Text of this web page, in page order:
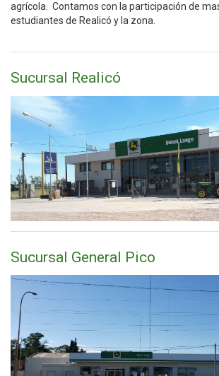
agrícola. Contamos con la participación de
estudiantes de Realicó
Sucursal Realicó
Sucursal General Pico